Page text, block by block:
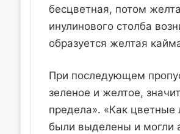
бесцветная, потом
инулинового столба
образуется желтая
При последующем
зеленое и желтое,
предела». «Как цветные
были выделены и могли